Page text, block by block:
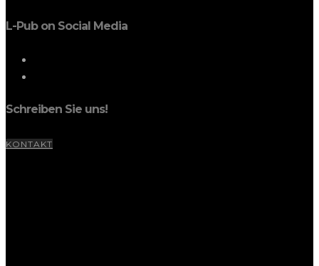
L-Pub on Social Media
Schreiben Sie uns!
KONTAKT